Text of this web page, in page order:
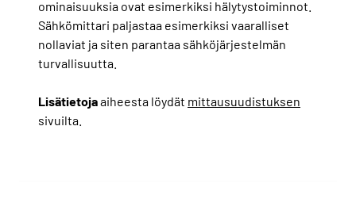
ominaisuuksia ovat esimerkiksi hälytystoiminnot.
Sähkömittari paljastaa esimerkiksi vaaralliset
nollaviat ja siten parantaa sähköjärjestelmän
turvallisuutta.
Lisätietojaaiheesta löydät mittausuudistuksen
sivuilta.